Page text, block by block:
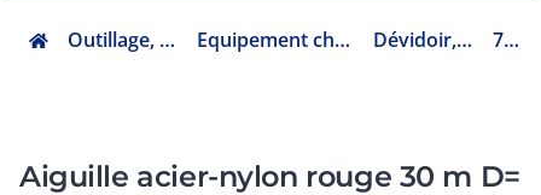
Outillage, mesure et fixation Equipement chantier, atelier et véhicule Dévidoir, tirage câble et fil 760047
Aiguille acier-nylon rouge 30 m D=